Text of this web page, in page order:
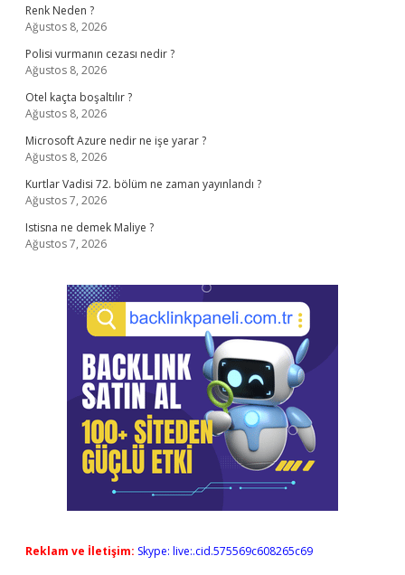
Renk Neden ?
Ağustos 8, 2026
Polisi vurmanın cezası nedir ?
Ağustos 8, 2026
Otel kaçta boşaltılır ?
Ağustos 8, 2026
Microsoft Azure nedir ne işe yarar ?
Ağustos 8, 2026
Kurtlar Vadisi 72. bölüm ne zaman yayınlandı ?
Ağustos 7, 2026
Istisna ne demek Maliye ?
Ağustos 7, 2026
Reklam ve İletişim: Skype: live:.cid.575569c608265c69